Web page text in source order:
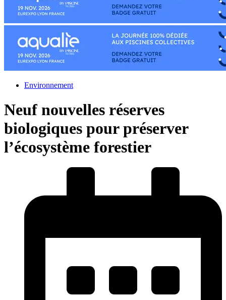
Environnement
Neuf nouvelles réserves
biologiques pour préserver
l’écosystème forestier